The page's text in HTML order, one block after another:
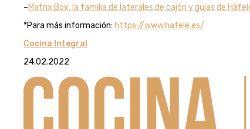
–Matrix Box, la familia de laterales de cajón y guías de
*Para más información: https://www.hafele.es/
Cocina Integral
24.02.2022